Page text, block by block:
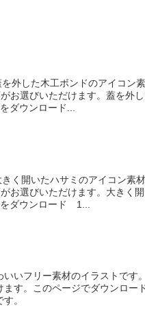
外した木工ボンドのアイコン
お選びいただけます。蓋を外
ダウンロード...
く開いたハサミのアイコン素
お選びいただけます。大きく
ダウンロード 1...
いフリー素材のイラストです
す。このページでダウンロー
。